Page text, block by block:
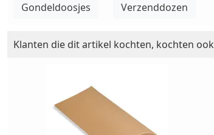
Gondeldoosjes Verzenddozen
Klanten die dit artikel kochten, kochten ook